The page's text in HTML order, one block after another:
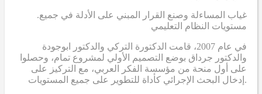
.غياب المساءلة وصنع القرار المبني على الأدلة في جميع
مستويات النظام التعليمي
في عام 2007، قامت الدكتورة التركي والدكتور ابوجودة
والدكتور جرداق بوضع التصميم الأولي لمشروع تمام، وحصلوا
على أول منحة من مؤسسة الفكر العربي، مع التركيز على
إدخال البحث الإجرائي كأداة للتطوير على جميع المستويات.